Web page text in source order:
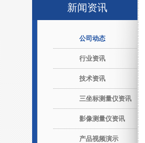
新闻资讯
公司动态
行业资讯
技术资讯
三坐标测量仪资讯
影像测量仪资讯
产品视频演示